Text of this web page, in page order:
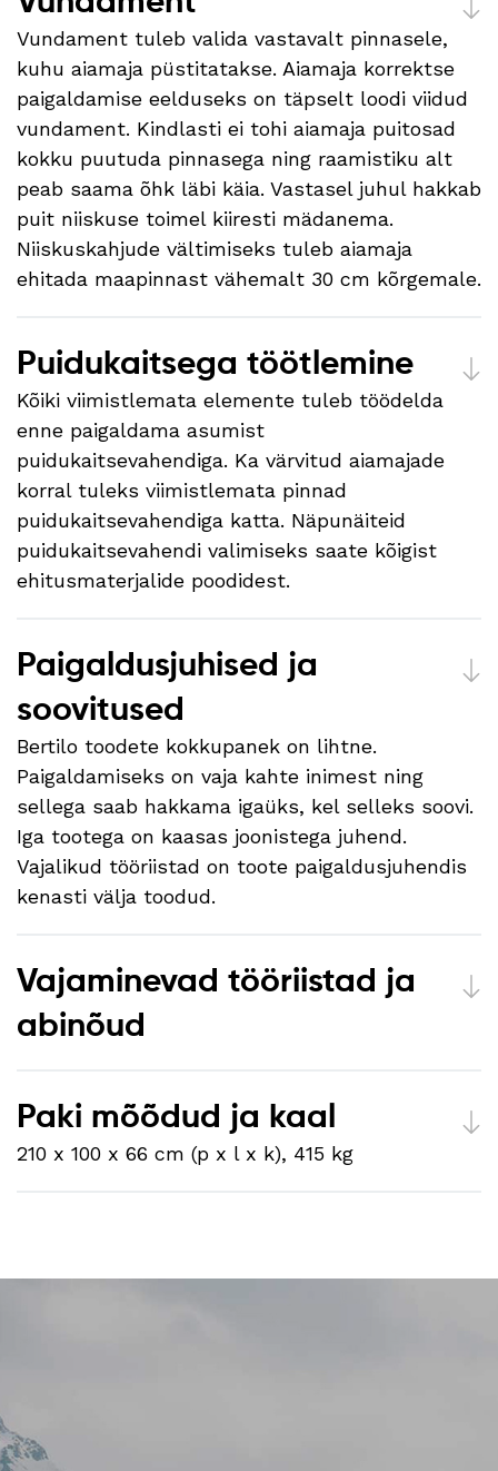
Vundament tuleb valida vastavalt pinnasele,
kuhu aiamaja püstitatakse. Aiamaja korrektse
paigaldamise eelduseks on täpselt loodi viidud
vundament. Kindlasti ei tohi aiamaja puitosad
kokku puutuda pinnasega ning raamistiku alt
peab saama õhk läbi käia. Vastasel juhul hakkab
puit niiskuse toimel kiiresti mädanema.
Niiskuskahjude vältimiseks tuleb aiamaja
ehitada maapinnast vähemalt 30 cm kõrgemale.
Puidukaitsega töötlemine
Kõiki viimistlemata elemente tuleb töödelda
enne paigaldama asumist
puidukaitsevahendiga. Ka värvitud aiamajade
korral tuleks viimistlemata pinnad
puidukaitsevahendiga katta. Näpunäiteid
puidukaitsevahendi valimiseks saate kõigist
ehitusmaterjalide poodidest.
Paigaldusjuhised ja
soovitused
Bertilo toodete kokkupanek on lihtne.
Paigaldamiseks on vaja kahte inimest ning
sellega saab hakkama igaüks, kel selleks soovi.
Iga tootega on kaasas joonistega juhend.
Vajalikud tööriistad on toote paigaldusjuhendis
kenasti välja toodud.
Vajaminevad tööriistad ja
abinõud
Paki mõõdud ja kaal
210 x 100 x 66 cm (p x l x k), 415 kg